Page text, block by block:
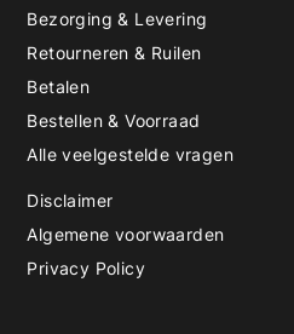
Bezorging & Levering
Retourneren & Ruilen
Betalen
Bestellen & Voorraad
Alle veelgestelde vragen
Disclaimer
Algemene voorwaarden
Privacy Policy